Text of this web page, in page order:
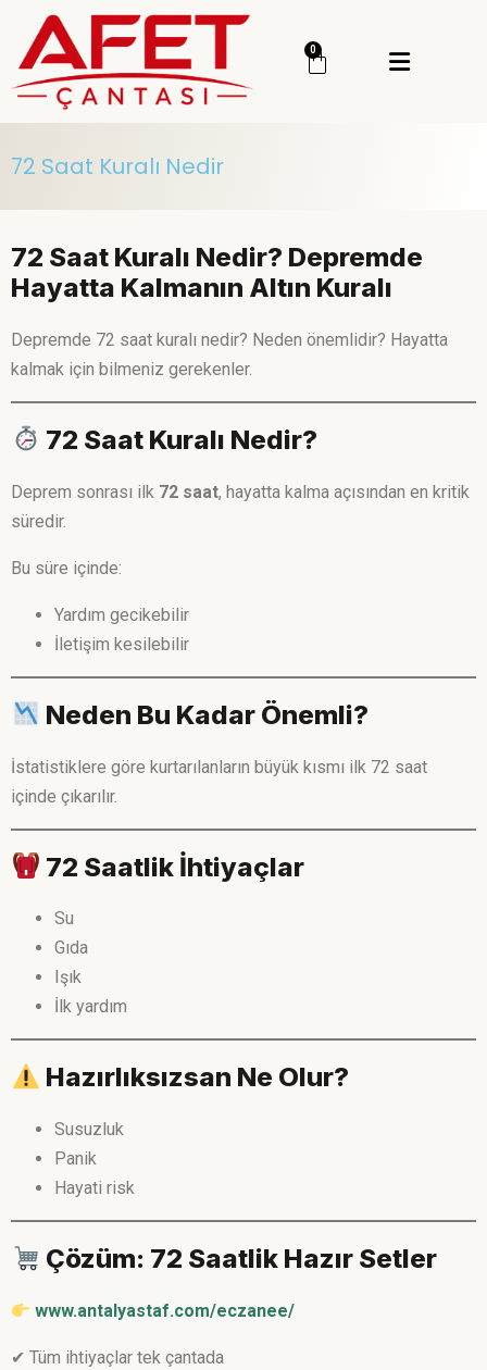
0
72 Saat Kuralı Nedir
72 Saat Kuralı Nedir? Depremde
Hayatta Kalmanın Altın Kuralı
Depremde 72 saat kuralı nedir? Neden önemlidir? Hayatta
kalmak için bilmeniz gerekenler.
72 Saat Kuralı Nedir?
Deprem sonrası ilk 72 saat, hayatta kalma açısından en kritik
süredir.
Bu süre içinde:
Yardım gecikebilir
İletişim kesilebilir
Neden Bu Kadar Önemli?
İstatistiklere göre kurtarılanların büyük kısmı ilk 72 saat
içinde çıkarılır.
72 Saatlik İhtiyaçlar
Su
Gıda
Işık
İlk yardım
Hazırlıksızsan Ne Olur?
Susuzluk
Panik
Hayati risk
Çözüm: 72 Saatlik Hazır Setler
www.antalyastaf.com/eczanee/
✔ Tüm ihtiyaçlar tek çantada
Menü
Giriş Yap
Kategoriler Menü
Deprem Çantası
İlk Yardım Çantası
Okul Deprem Çantası
Toptan Deprem Çantası